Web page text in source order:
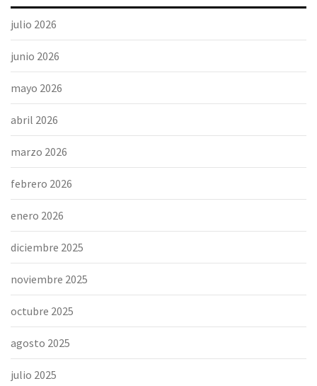
julio 2026
junio 2026
mayo 2026
abril 2026
marzo 2026
febrero 2026
enero 2026
diciembre 2025
noviembre 2025
octubre 2025
agosto 2025
julio 2025